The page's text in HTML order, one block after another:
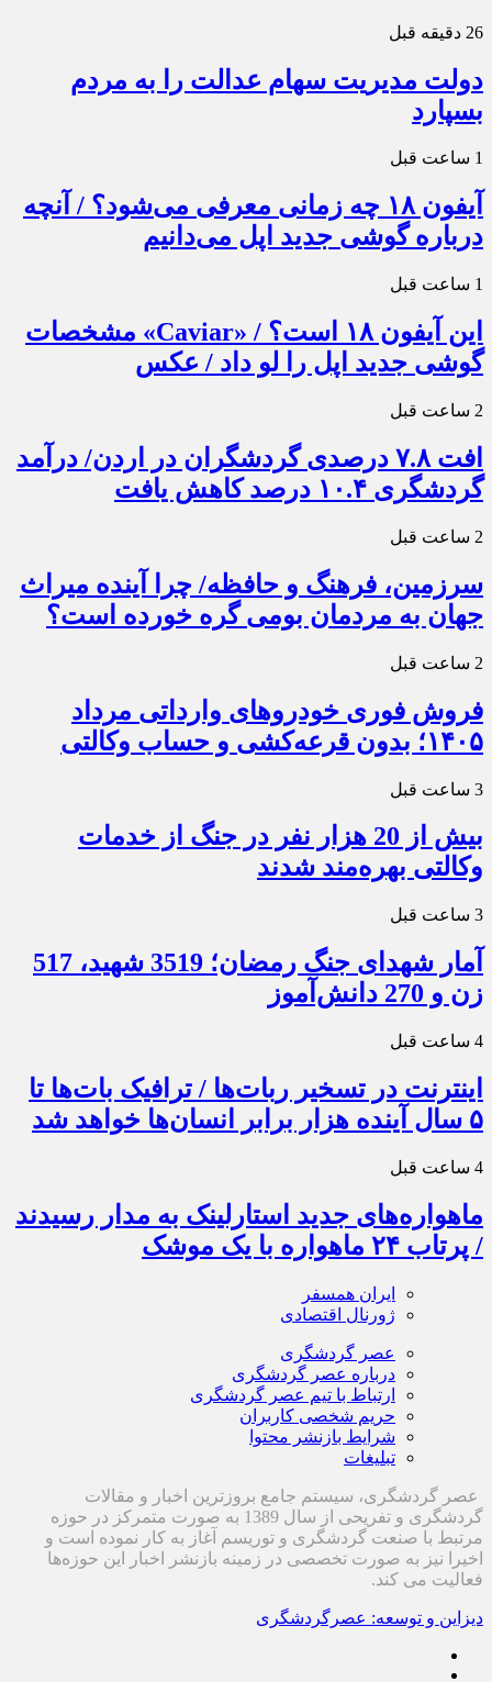
26 دقیقه قبل
دولت مدیریت سهام عدالت را به مردم
بسپارد
1 ساعت قبل
آیفون ۱۸ چه زمانی معرفی می‌شود؟ / آنچه
درباره گوشی جدید اپل می‌دانیم
1 ساعت قبل
این آیفون ۱۸ است؟ / «Caviar» مشخصات
گوشی جدید اپل را لو داد / عکس
2 ساعت قبل
افت ۷.۸ درصدی گردشگران در اردن/ درآمد
گردشگری ۱۰.۴ درصد کاهش یافت
2 ساعت قبل
سرزمین، فرهنگ و حافظه/ چرا آینده میراث
جهان به مردمان بومی گره خورده است؟
2 ساعت قبل
فروش فوری خودروهای وارداتی مرداد
۱۴۰۵؛ بدون قرعه‌کشی و حساب وکالتی
3 ساعت قبل
بیش از 20 هزار نفر در جنگ از خدمات
وکالتی بهره‌مند شدند
3 ساعت قبل
آمار شهدای جنگ رمضان؛ 3519 شهید، 517
زن و 270 دانش‌آموز
4 ساعت قبل
اینترنت در تسخیر ربات‌ها / ترافیک بات‌ها تا
۵ سال آینده هزار برابر انسان‌ها خواهد شد
4 ساعت قبل
ماهواره‌های جدید استارلینک به مدار رسیدند
/ پرتاب ۲۴ ماهواره با یک موشک
ایران همسفر
ژورنال اقتصادی
عصر گردشگری
درباره عصر گردشگری
ارتباط با تیم عصر گردشگری
حریم شخصی کاربران
شرایط بازنشر محتوا
تبلیغات
عصر گردشگری، سیستم جامع بروزترین اخبار و مقالات
گردشگری و تفریحی از سال 1389 به صورت متمرکز در حوزه
مرتبط با صنعت گردشگری و توریسم آغاز به کار نموده است و
اخیرا نیز به صورت تخصصی در زمینه بازنشر اخبار این حوزه‌ها
فعالیت می کند.
دیزاین و توسعه: عصرگردشگری